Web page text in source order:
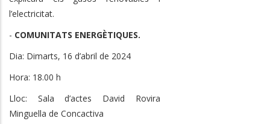
l’electricitat.
- COMUNITATS ENERGÈTIQUES.
Dia: Dimarts, 16 d’abril de 2024
Hora: 18.00 h
Lloc: Sala d’actes David Rovira
Minguella de Concactiva